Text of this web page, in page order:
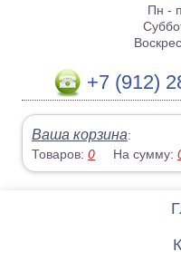
Пн -
+7 (912)
Ваша корзина:
Товаров:0 На сумму: